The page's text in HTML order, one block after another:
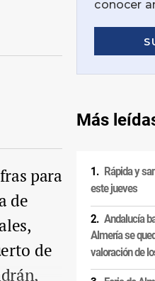
para
de
de
Más
Rápida y
este jueves
Andalucía
Almería se
valoración de